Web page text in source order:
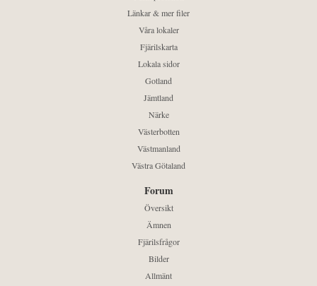
Länkar & mer filer
Våra lokaler
Fjärilskarta
Lokala sidor
Gotland
Jämtland
Närke
Västerbotten
Västmanland
Västra Götaland
Forum
Översikt
Ämnen
Fjärilsfrågor
Bilder
Allmänt